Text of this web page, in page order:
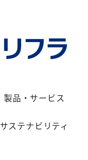
製品・サービス
サステナビリティ